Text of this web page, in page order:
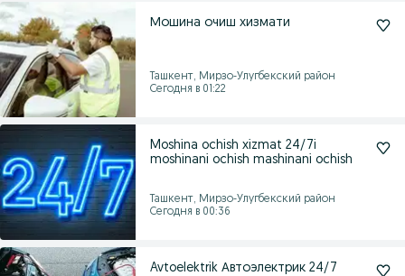
Мошина очиш хизмати
Ташкент, Мирзо-Улугбекский район
Сегодня в 01:22
Moshina ochish xizmat 24/7i
moshinani ochish mashinani ochish
Ташкент, Мирзо-Улугбекский район
Сегодня в 00:36
Avtoelektrik Автоэлектрик 24/7